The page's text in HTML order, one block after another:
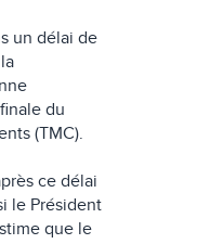
un délai de
du
(TMC).
ce délai
le Président
que le